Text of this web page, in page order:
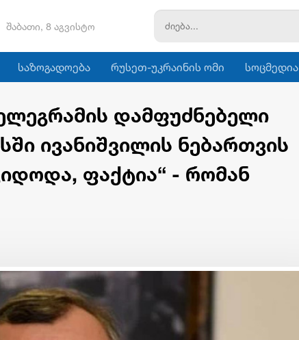
შაბათი, 8 აგვისტო
საზოგადოება რუსეთ-უკრაინის ომი სოცმედია
დამფუძნებელი
ივანიშვილის ნებართვის
ფაქტია“ - რომან